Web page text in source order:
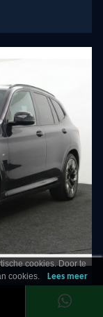
l HUD l
cookies. Door te
cookies.
Lees meer